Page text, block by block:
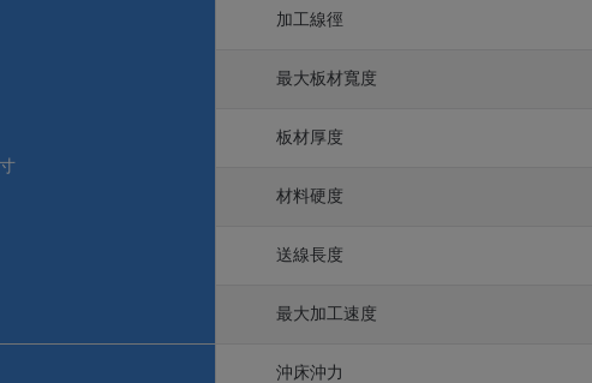
加工線徑
最大板材寬度
板材厚度
材料硬度
送線長度
最大加工速度
沖床沖力